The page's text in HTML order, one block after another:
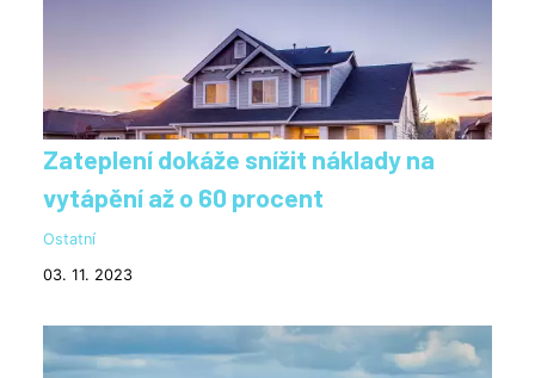
Zateplení dokáže snížit náklady na
vytápění až o 60 procent
Ostatní
03. 11. 2023